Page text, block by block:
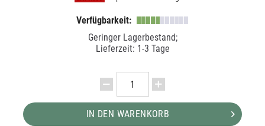
Verfügbarkeit:
Geringer Lagerbestand;
Lieferzeit: 1-3 Tage
IN DEN WARENKORB